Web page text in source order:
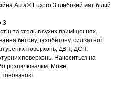
Aura® Luxpro 3 глибокий мат білий
3
та стель в сухих приміщеннях.
бетону, газобетону, силікатної
поверхонь, ДВП, ДСП,
поверхонь. Наноситься на
розпилювачем. Може
тонованою.